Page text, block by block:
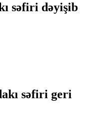
səfiri dəyişib
səfiri geri